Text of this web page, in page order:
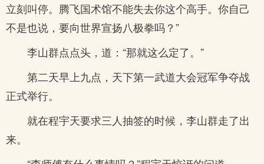
立刻叫停。腾飞国术馆不能失去你这个高手。你自己
不是也说，要向世界宣扬八极拳吗？”
李山群点点头，道：“那就这么定了。”
第二天早上九点，天下第一武道大会冠军争夺战
正式举行。
就在程宇天要求三人抽签的时候，李山群走了出
来。